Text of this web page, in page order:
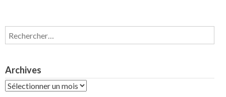
Rechercher :
Archives
Archives